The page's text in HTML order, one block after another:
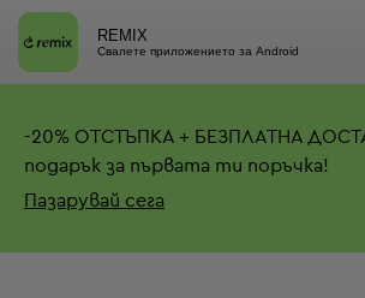
REMIX
Свалете приложението за Android
-20% ОТСТЪПКА + БЕЗПЛАТНА
подарък за първата ти поръчка!
Пазарувай сега